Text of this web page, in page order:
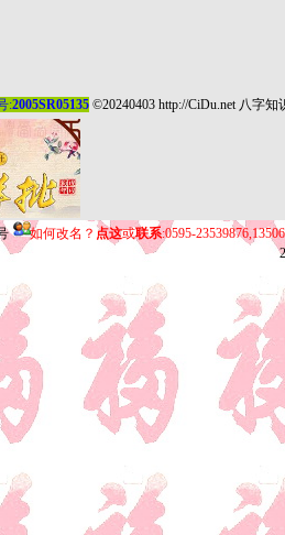
:2005SR05135 ©20240403 http://CiDu.net 八字知
如何改名？ 点这或联系:0595-